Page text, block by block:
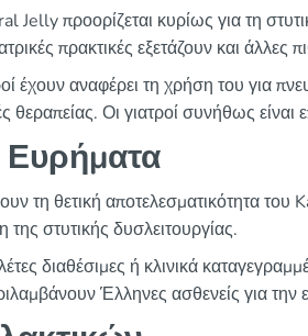
προορίζεται κυρίως για τη
πρακτικές εξετάζουν και άλλες
έχουν αναφέρει τη χρήση του για
θεραπείας. Οι γιατροί συνήθως είναι
Ευρήματα
τη θετική αποτελεσματικότητα
στυτικής δυσλειτουργίας.
διαθέσιμες ή κλινικά
Έλληνες ασθενείς για